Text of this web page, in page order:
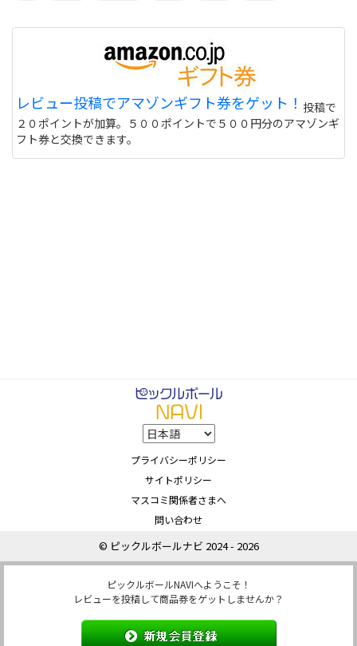
レビュー投稿でアマゾンギフト券をゲット！ 投稿で
２０ポイントが加算。５００ポイントで５００円分のアマゾンギ
フト券と交換できます。
プライバシーポリシー
サイトポリシー
マスコミ関係者さまへ
問い合わせ
© ピックルボールナビ 2024 - 2026
ピックルボールNAVIへようこそ！
レビューを投稿して商品券をゲットしませんか？